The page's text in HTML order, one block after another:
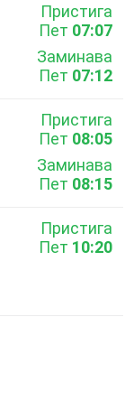
Пристига
Пет 07:07
Заминава
Пет 07:12
Пристига
Пет 08:05
Заминава
Пет 08:15
Пристига
Пет 10:20